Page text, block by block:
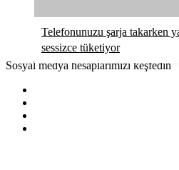
Telefonunuzu şarja takarken
sessizce tüketiyor
Sosyal medya hesaplarımızı keşfedin